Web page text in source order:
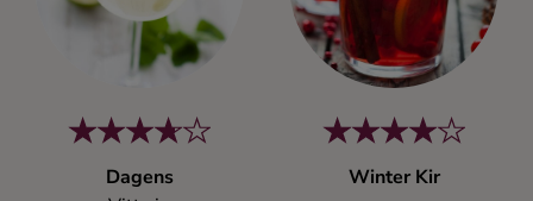
Dagens
Winter Kir